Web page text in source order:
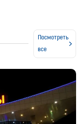
Посмотреть
все